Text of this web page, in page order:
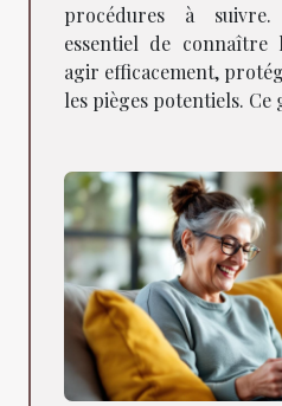
procédures à
essentiel de connaître
agir efficacement,
les pièges potentiels. Ce